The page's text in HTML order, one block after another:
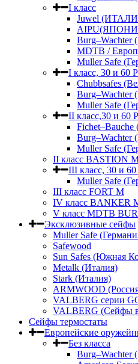
I класс
Juwel
Burg–Wachter
MDTB /
Muller Safe
I класс, 30 и 60 P
Chubbsafes
Burg–Wachter
Muller Safe
II класс,30 и 60 P
Burg–Wachter
Muller Safe
II класс BASTION
III класс, 30 и 60
Muller Safe
III класс FORT M
IV класс BANKER
V класс МDTB
Эксклюзивные сейфы
Muller Safe
Safewood
Sun Safes (Южная
Metalk (Италия)
Stark (Италия)
ARMWOOD
VALBERG серии
VALBERG (Сейфы
Сейфы термостаты
Европейские
Без класса
Burg–Wachter